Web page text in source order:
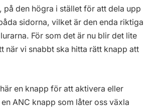
på den högra i stället för att dela upp
sidorna, vilket är den enda riktiga
För som det är nu blir det lite
när vi snabbt ska hitta rätt knapp att
en knapp för att aktivera eller
ANC knapp som låter oss växla